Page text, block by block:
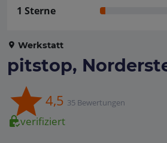
1 Sterne
Werkstatt
pitstop,
4,5 35 Bewertungen
verifiziert